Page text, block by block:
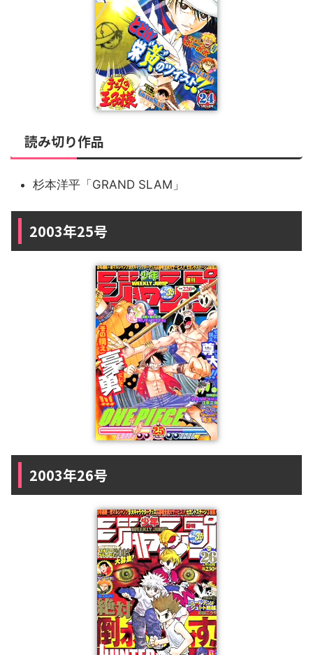
読み切り作品
杉本洋平「GRAND SLAM」
2003年25号
2003年26号